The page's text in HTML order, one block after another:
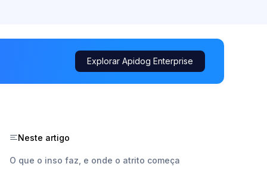
Explorar Apidog Enterprise
Neste artigo
O que o inso faz, e onde o atrito começa